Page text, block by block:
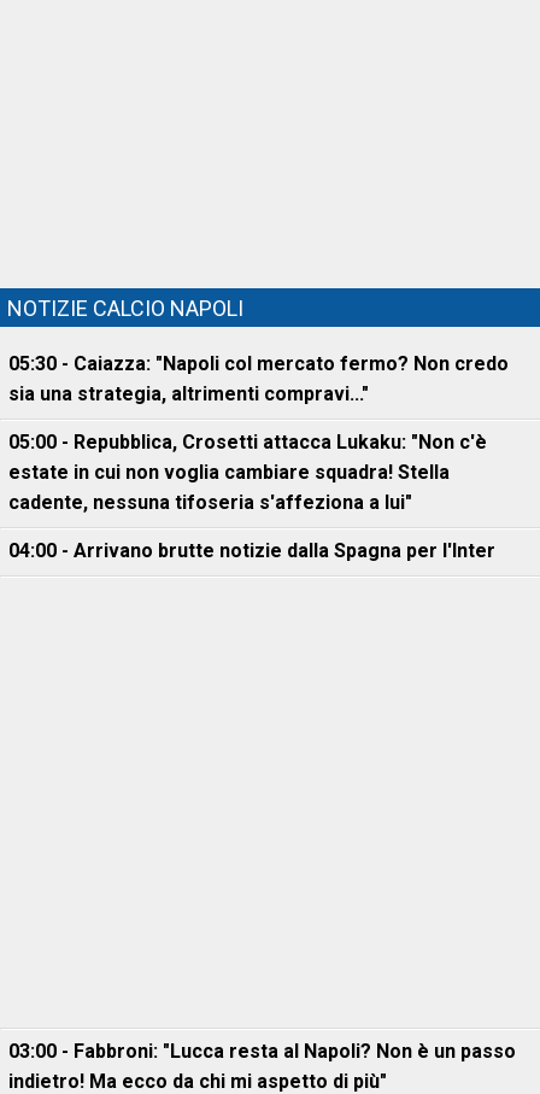
NOTIZIE CALCIO NAPOLI
05:30 - Caiazza: "Napoli col mercato fermo? Non credo
sia una strategia, altrimenti compravi..."
05:00 - Repubblica, Crosetti attacca Lukaku: "Non c'è
estate in cui non voglia cambiare squadra! Stella
cadente, nessuna tifoseria s'affeziona a lui"
04:00 - Arrivano brutte notizie dalla Spagna per l'Inter
03:00 - Fabbroni: "Lucca resta al Napoli? Non è un passo
indietro! Ma ecco da chi mi aspetto di più"